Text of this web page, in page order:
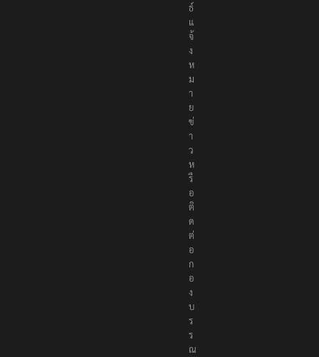
ธ์
แ
จ้
ง
ห
ม
า
ย
ข่
า
ว
ห
รื
อ
ติ
ด
ต่
อ
ก
อ
ง
บ
ร
ร
ณ